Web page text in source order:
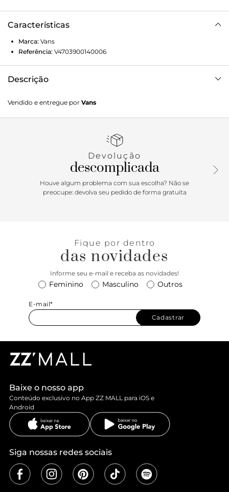
Características
Marca: Vans
Referência: V4703900140006
Descrição
bermuda de surf clássica. O modelo é resistente à água,
possui cintura elástica com cordão que permite conforto o
icônica floral e bolsos nas costuras laterais, com presilhas
ambiciosas de sustentabilidade. Grandes ou pequenos,
todos os esforços resultam em mudanças positivas. Para
ganhar o logotipo do globo VR3 Checkerboard, pelo menos
30% do produto deve ser feito de um ou uma combinação
Vendido e entregue por Vans
Devolução
descomplicada
Houve algum problema com sua escolha? Não se
preocupe: devolva seu pedido de forma gratuita
Fique por dentro
das novidades
Informe seu e-mail e receba as novidades!
Feminino Masculino Outros
E-mail*
Cadastrar
Baixe o nosso app
Conteúdo exclusivo no App ZZ MALL para iOS e
Android
Siga nossas redes sociais